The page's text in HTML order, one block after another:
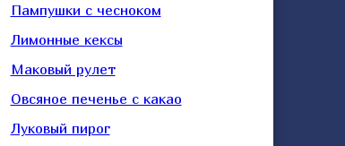
Пампушки с чесноком
Лимонные кексы
Маковый рулет
Овсяное печенье с какао
Луковый пирог